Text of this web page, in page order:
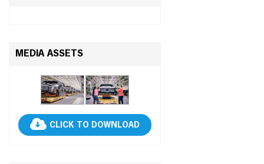
MEDIA ASSETS
CLICK TO DOWNLOAD